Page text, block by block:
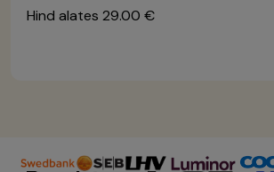
Hind alates 29.00 €